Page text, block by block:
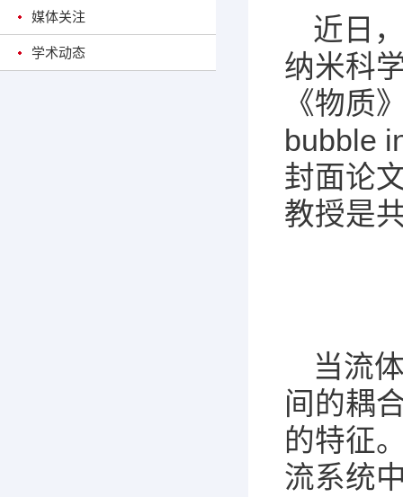
媒体关注
学术动态
近日
纳米科
《物质
bubble
封面论
教授是
当流
间的耦
的特征
流系统